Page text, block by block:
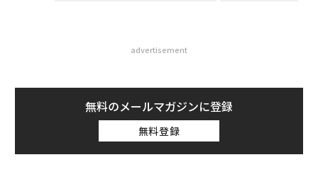
advertisement
無料のメールマガジンに登録
無料登録